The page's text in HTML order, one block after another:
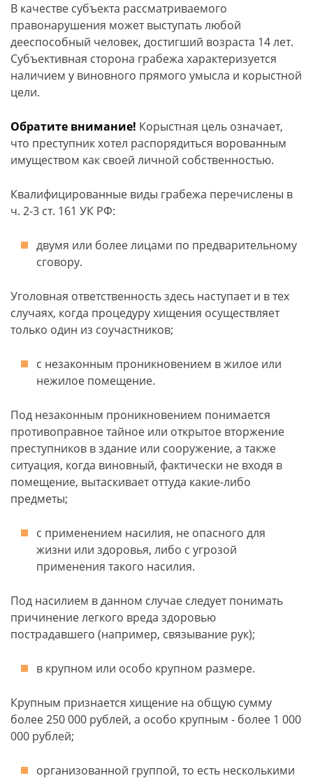
В качестве субъекта рассматриваемого
правонарушения может выступать любой
дееспособный человек, достигший возраста 14 лет.
Субъективная сторона грабежа характеризуется
наличием у виновного прямого умысла и корыстной
цели.
Обратите внимание! Корыстная цель означает,
что преступник хотел распорядиться ворованным
имуществом как своей личной собственностью.
Квалифицированные виды грабежа перечислены в
ч. 2-3 ст. 161 УК РФ:
двумя или более лицами по предварительному
сговору.
Уголовная ответственность здесь наступает и в тех
случаях, когда процедуру хищения осуществляет
только один из соучастников;
с незаконным проникновением в жилое или
нежилое помещение.
Под незаконным проникновением понимается
противоправное тайное или открытое вторжение
преступников в здание или сооружение, а также
ситуация, когда виновный, фактически не входя в
помещение, вытаскивает оттуда какие-либо
предметы;
с применением насилия, не опасного для
жизни или здоровья, либо с угрозой
применения такого насилия.
Под насилием в данном случае следует понимать
причинение легкого вреда здоровью
пострадавшего (например, связывание рук);
в крупном или особо крупном размере.
Крупным признается хищение на общую сумму
более 250 000 рублей, а особо крупным - более 1 000
000 рублей;
организованной группой, то есть несколькими